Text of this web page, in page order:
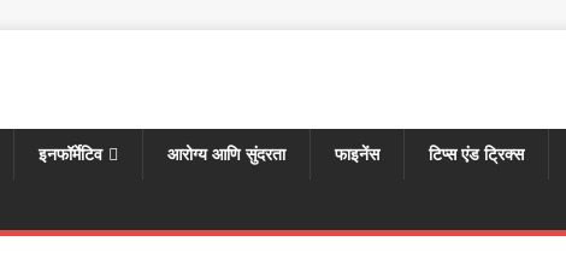
इनफॉर्मेटिव आरोग्य आणि सुंदरता फाइनेंस टिप्स एंड ट्रिक्स